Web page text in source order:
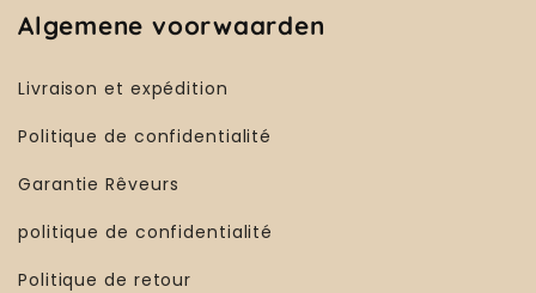
Algemene voorwaarden
Livraison et expédition
Politique de confidentialité
Garantie Rêveurs
politique de confidentialité
Politique de retour